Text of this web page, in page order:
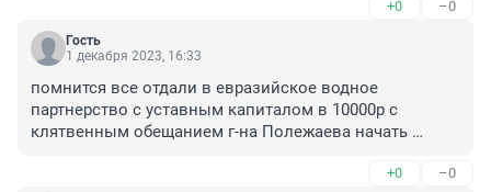
+0 –0
Гость
1 декабря 2023, 16:33
помнится все отдали в евразийское водное
партнерство с уставным капиталом в 10000р с
клятвенным обещанием г-на Полежаева начать
аэропорт, метро, гидроузел, ну и так по мелочи
+0 –0